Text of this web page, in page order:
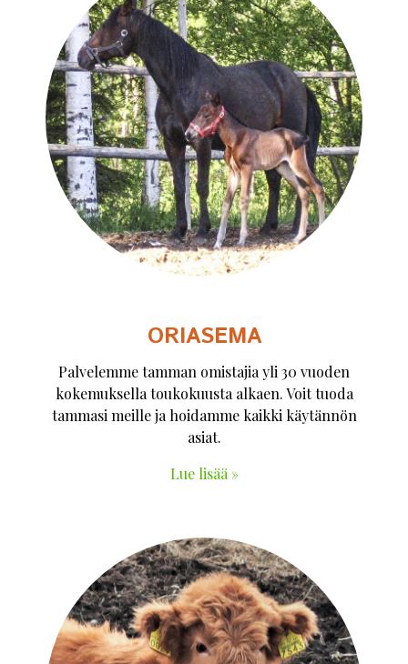
ORIASEMA
Palvelemme tamman omistajia yli 30 vuoden
kokemuksella toukokuusta alkaen. Voit tuoda
tammasi meille ja hoidamme kaikki käytännön
asiat.
Lue lisää »